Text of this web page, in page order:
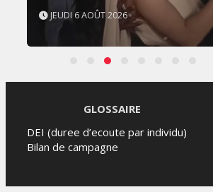
JEUDI 6 AOÛT 2026
GLOSSAIRE
DEI (duree d’ecoute par individu)
Bilan de campagne